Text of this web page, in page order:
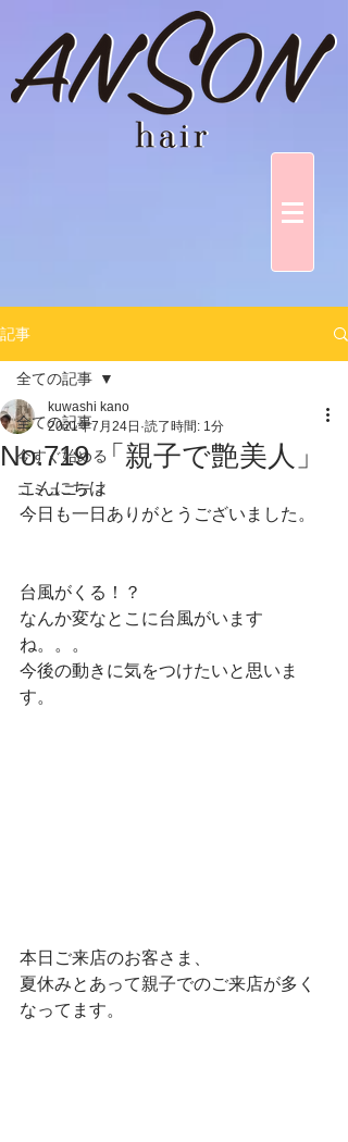
記事
全ての記事
今すぐ始める
コミュニティ
全ての記事
No.719 「親子で艶美人」
kuwashi kano
2021年7月24日 読了時間: 1分
こんにちは
今日も一日ありがとうございました。
台風がくる！？
なんか変なとこに台風がいます
ね。。。
今後の動きに気をつけたいと思いま
す。
本日ご来店のお客さま、
夏休みとあって親子でのご来店が多く
なってます。